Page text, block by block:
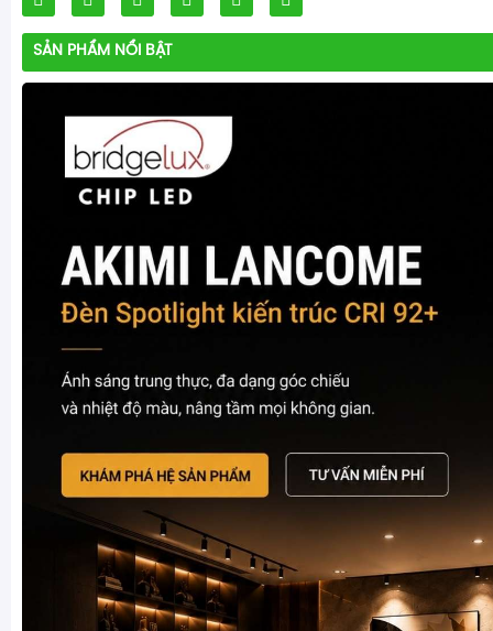
SẢN PHẨM NỔI BẬT